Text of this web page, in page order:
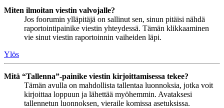
Miten ilmoitan viestin valvojalle?
Jos foorumin ylläpitäjä on sallinut sen, sinun pitäisi nähdä
raportointipainike viestin yhteydessä. Tämän klikkaaminen
vie sinut viestin raportoinnin vaiheiden läpi.
Ylös
Mitä “Tallenna”-painike viestin kirjoittamisessa tekee?
Tämän avulla on mahdollista tallentaa luonnoksia, jotka voit
kirjoittaa loppuun ja lähettää myöhemmin. Avataksesi
tallennetun luonnoksen, vieraile komissa asetuksissa.